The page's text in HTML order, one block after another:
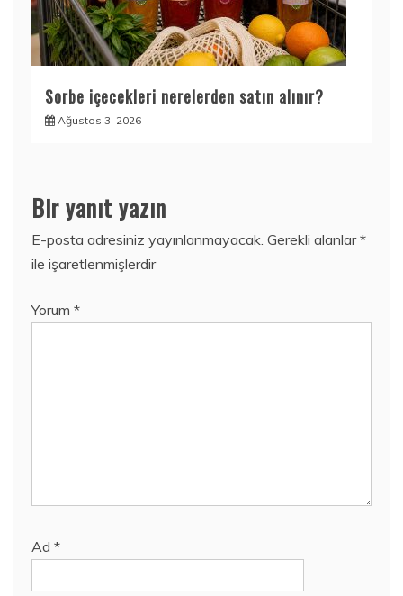
Sorbe içecekleri nerelerden satın alınır?
Ağustos 3, 2026
Bir yanıt yazın
E-posta adresiniz yayınlanmayacak. Gerekli alanlar*
ile işaretlenmişlerdir
Yorum *
Ad *